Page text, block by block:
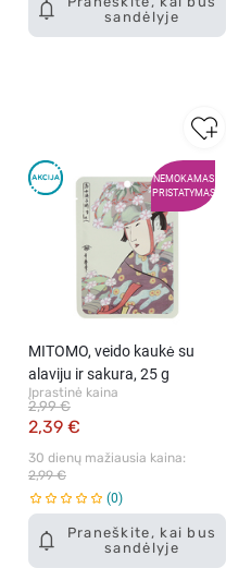
sandėlyje
NEMOKAMAS
PRISTATYMAS
Praneškite, kai bus
sandėlyje
MITOMO, veido kaukė su
alaviju ir sakura, 25 g
Įprastinė kaina
2,39 €
2,99 €
30 dienų mažiausia kaina:
2,99 €
0